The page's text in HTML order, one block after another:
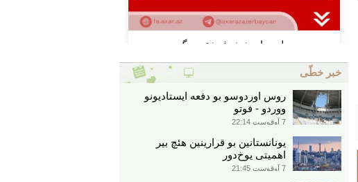
خبر خطّی
روس اوردوسو بو دفعه ایستادیونو
ووردو - فوتو
7 آوقوست 22:14
یونانستانین بو قرارینین هئچ بیر
اهمیتی یوخ‌دور
7 آوقوست 21:45